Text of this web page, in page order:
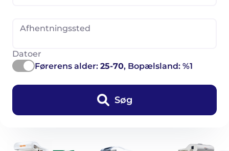
Afhentningssted
Datoer
Førerens alder: 25-70, Bopælsland: %1
Søg